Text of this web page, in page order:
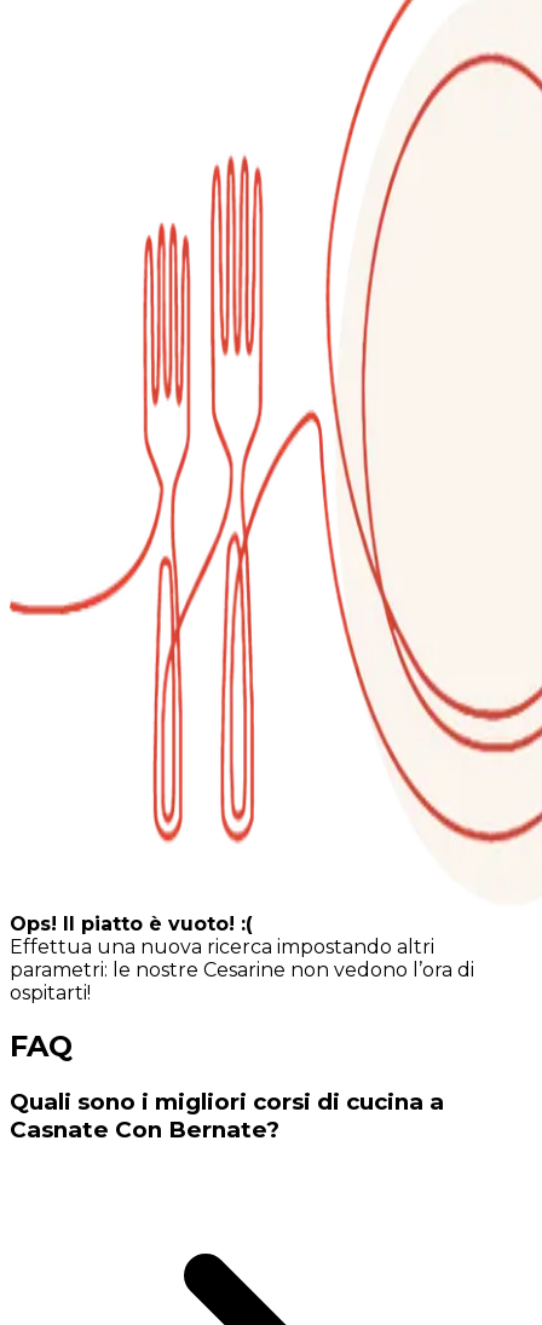
Ops! Il piatto è vuoto! :(
Effettua una nuova ricerca impostando altri
parametri: le nostre Cesarine non vedono l’ora di
ospitarti!
FAQ
Quali sono i migliori corsi di cucina a
Casnate Con Bernate?